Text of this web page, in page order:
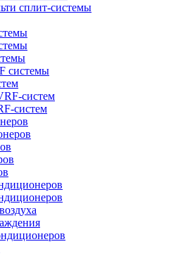
сплит-системы
системы
систем
систем